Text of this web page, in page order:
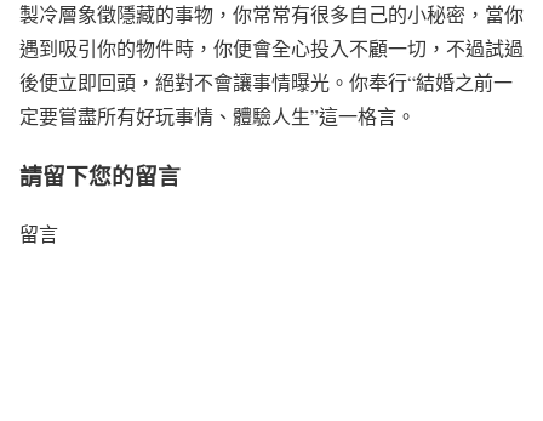
製冷層象徵隱藏的事物，你常常有很多自己的小秘密，當你
遇到吸引你的物件時，你便會全心投入不顧一切，不過試過
後便立即回頭，絕對不會讓事情曝光。你奉行“結婚之前一
定要嘗盡所有好玩事情、體驗人生”這一格言。
請留下您的留言
留言